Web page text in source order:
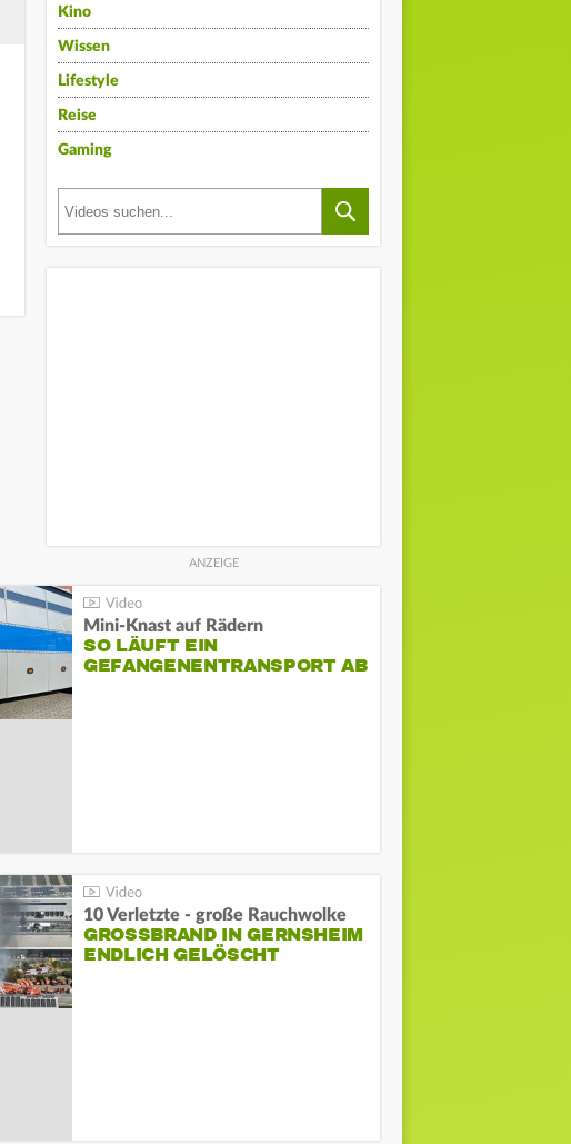
Kino
Wissen
Lifestyle
Reise
Gaming
Mini-Knast auf Rädern
SO LÄUFT EIN
GEFANGENENTRANSPORT AB
10 Verletzte - große Rauchwolke
GROSSBRAND IN GERNSHEIM E
NDLICH GELÖSCHT